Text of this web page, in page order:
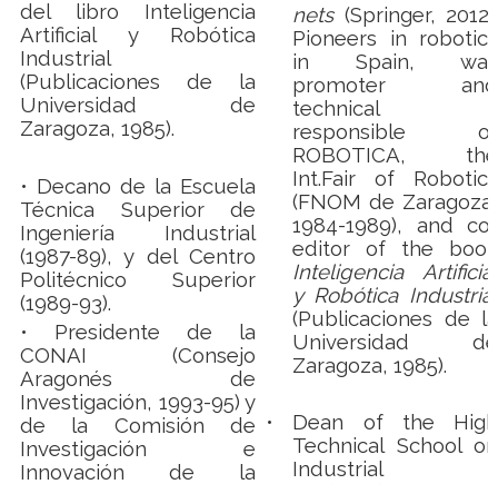
del libro Inteligencia
Artificial y Robótica
Industrial
(Publicaciones de la
Universidad de
Zaragoza, 1985).
• Decano de la Escuela
Técnica Superior de
Ingeniería Industrial
(1987-89), y del Centro
Politécnico Superior
(1989-93).
• Presidente de la
CONAI (Consejo
Aragonés de
Investigación, 1993-95) y
de la Comisión de
Investigación e
Innovación de la
nets(Springer, 2012).
Pioneers in robotics
in Spain, was
promoter and
technical
responsible of
ROBOTICA, the
Int.Fair of Robotics
(FNOM de Zaragoza,
1984-1989), and co-
editor of the book
Inteligencia Artificial
y Robótica Industrial
(Publicaciones de la
Universidad de
Zaragoza, 1985).
• Dean of the High
Technical School on
Industrial